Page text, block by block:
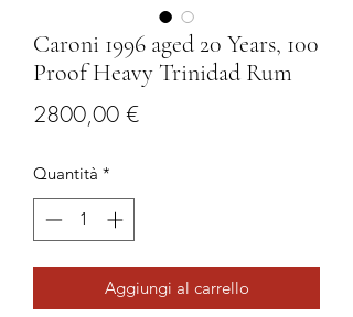
Caroni 1996 aged 20 Years, 100
Proof Heavy Trinidad Rum
2800,00 €Prezzo
Quantità *
Aggiungi al carrello